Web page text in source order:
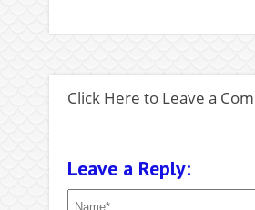
Click Here to Leave a
Leave a Reply: